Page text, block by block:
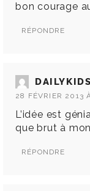
bon courage
RÉPONDRE
DAILYKIDS
28 FÉVRIER 2013
L’idée est
que brut à
RÉPONDRE